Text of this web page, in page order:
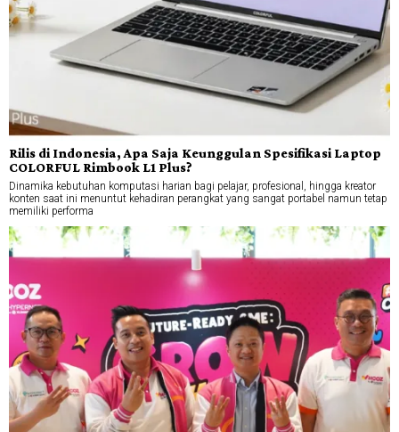
Rilis di Indonesia, Apa Saja Keunggulan Spesifikasi Laptop
COLORFUL Rimbook L1 Plus?
Dinamika kebutuhan komputasi harian bagi pelajar, profesional, hingga kreator
konten saat ini menuntut kehadiran perangkat yang sangat portabel namun tetap
memiliki performa